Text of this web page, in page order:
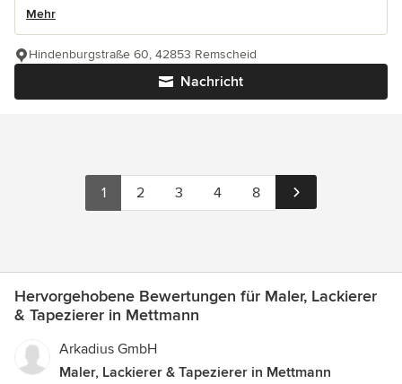
Mehr
Nachricht
Hindenburgstraße 60, 42853 Remscheid
1 2 3 4 8
Hervorgehobene Bewertungen für Maler, Lackierer
& Tapezierer in Mettmann
Arkadius GmbH
Maler, Lackierer & Tapezierer in Mettmann